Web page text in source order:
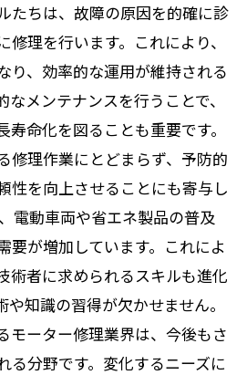
たちは、故障の原因を的確に診
理を行います。これにより、
り、効率的な運用が維持される
メンテナンスを行うことで、
命化を図ることも重要です。
修理作業にとどまらず、予防的
性を向上させることにも寄与し
電動車両や省エネ製品の普及
要が増加しています。これによ
術者に求められるスキルも進化
や知識の習得が欠かせません。
モーター修理業界は、今後もさ
る分野です。変化するニーズに